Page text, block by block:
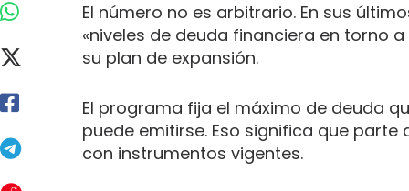
El número no es arbitrario. En sus
«niveles de deuda financiera en torno
su plan de expansión.
El programa fija el máximo de deuda
puede emitirse. Eso significa que
con instrumentos vigentes.